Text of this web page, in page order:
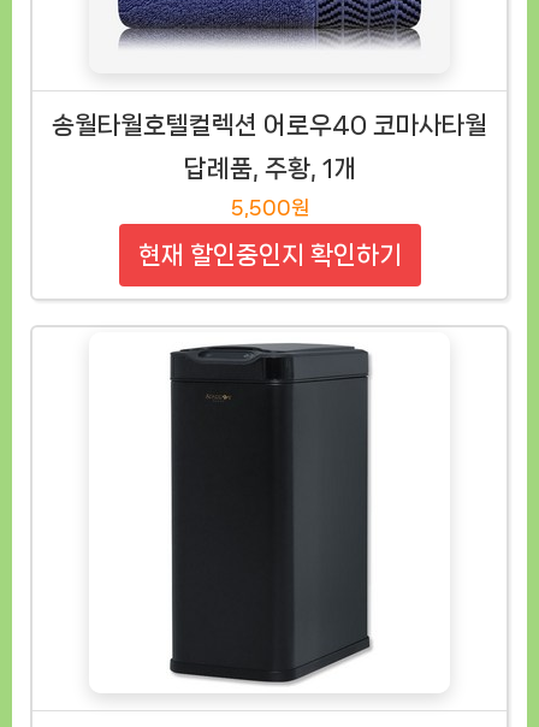
송월타월호텔컬렉션 어로우40 코마사타월
답례품, 주황, 1개
5,500원
현재 할인중인지 확인하기